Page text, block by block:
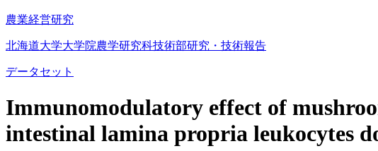
農業経営研究
北海道大学大学院農学研究科技術部研究・技術報告
データセット
Immunomodulatory effect of
intestinal lamina propria leukocytes